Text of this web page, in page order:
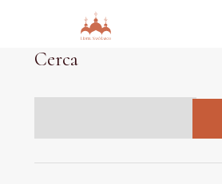
Cerca